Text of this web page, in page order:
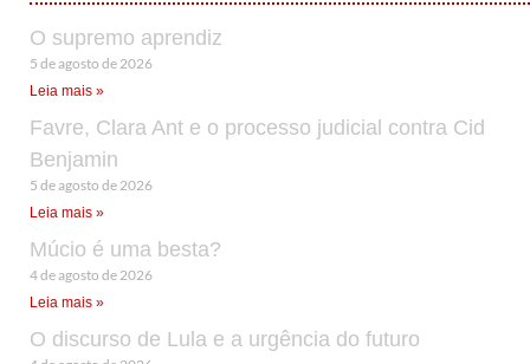
O supremo aprendiz
5 de agosto de 2026
Leia mais »
Favre, Clara Ant e o processo judicial contra Cid
Benjamin
5 de agosto de 2026
Leia mais »
Múcio é uma besta?
4 de agosto de 2026
Leia mais »
O discurso de Lula e a urgência do futuro